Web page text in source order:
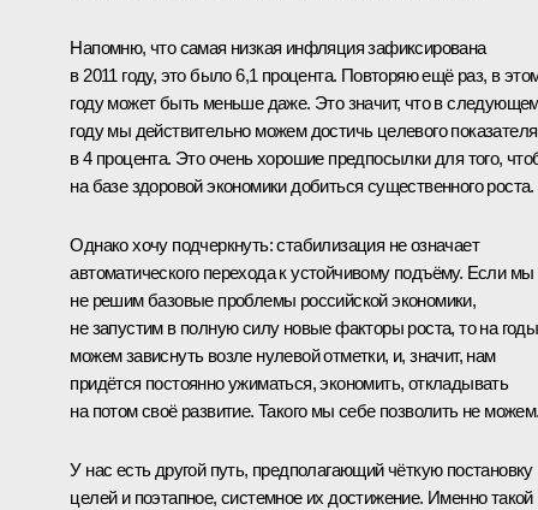
Напомню, что самая низкая инфляция зафиксирована
в 2011 году, это было 6,1 процента. Повторяю ещё раз, в
году может быть меньше даже. Это значит, что в
году мы действительно можем достичь целевого показателя
в 4 процента. Это очень хорошие предпосылки для того,
на базе здоровой экономики добиться существенного роста.
Однако хочу подчеркнуть: стабилизация не означает
автоматического перехода к устойчивому подъёму. Если мы
не решим базовые проблемы российской экономики,
не запустим в полную силу новые факторы роста, то на годы
можем зависнуть возле нулевой отметки, и, значит, нам
придётся постоянно ужиматься, экономить, откладывать
на потом своё развитие. Такого мы себе позволить не
У нас есть другой путь, предполагающий чёткую постановку
целей и поэтапное, системное их достижение. Именно такой